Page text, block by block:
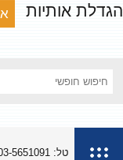
אותיות א
טל: 03-5651091